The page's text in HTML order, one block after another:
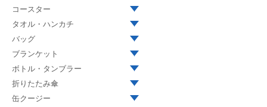
コースター
タオル・ハンカチ
バッグ
ブランケット
ボトル・タンブラー
折りたたみ傘
缶クージー